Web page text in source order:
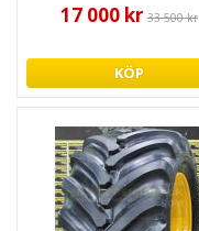
17 000 kr 33 500 kr
KÖP